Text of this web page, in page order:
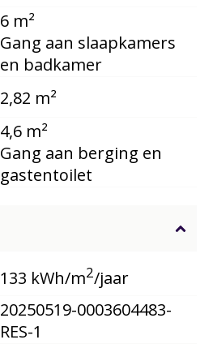
6 m²
Gang aan slaapkamers
en badkamer
2,82 m²
4,6 m²
Gang aan berging en
gastentoilet
133 kWh/m2/jaar
20250519-0003604483-
RES-1